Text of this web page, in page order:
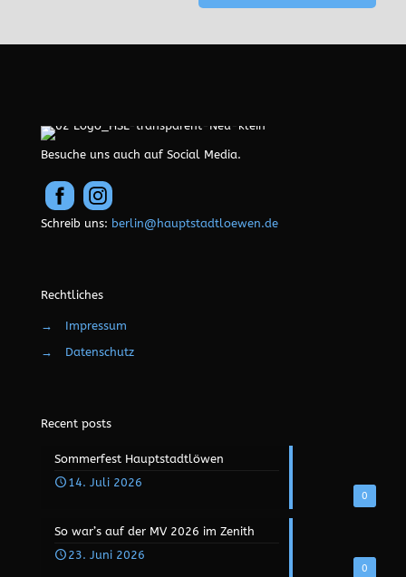
Besuche uns auch auf Social Media.
Schreib uns: berlin@hauptstadtloewen.de
Rechtliches
→
Impressum
→
Datenschutz
Recent posts
0
Sommerfest Hauptstadtlöwen
14. Juli 2026
0
So war’s auf der MV 2026 im Zenith
23. Juni 2026